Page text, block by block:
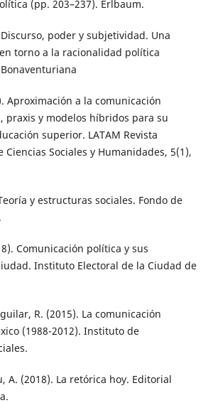
(pp. 203–237). Erlbaum.
poder y subjetividad. Una
torno a la racionalidad política
Aproximación a la comunicación
praxis y modelos híbridos para su
superior. LATAM Revista
Ciencias Sociales y Humanidades, 5(1),
y estructuras sociales. Fondo de
Comunicación política y sus
Instituto Electoral de la Ciudad de
R. (2015). La comunicación
(1988-2012). Instituto de
A. (2018). La retórica hoy. Editorial